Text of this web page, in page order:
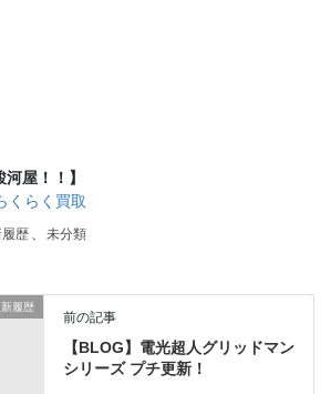
屋！！】
歴 、 未分類
新履歴
前の記事
【BLOG】電光超人グリッドマン
シリーズ プチ更新！